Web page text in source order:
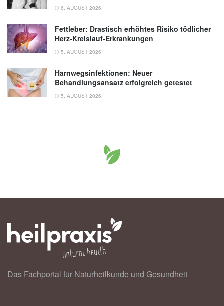
6. AUGUST 2026
Fettleber: Drastisch erhöhtes Risiko tödlicher
Herz-Kreislauf-Erkrankungen
5. AUGUST 2026
Harnwegsinfektionen: Neuer
Behandlungsansatz erfolgreich getestet
5. AUGUST 2026
Das Fachportal für Naturheilkunde und Gesundheit